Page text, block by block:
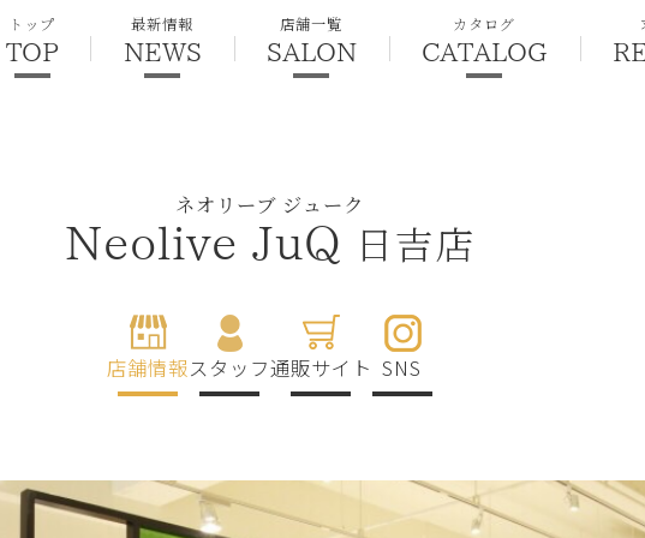
トップ
TOP
最新情報
NEWS
店舗一覧
SALON
カタログ
CATALOG
ネオリーブ ジューク
Neolive JuQ 日吉店
店舗情報スタッフ通販サイト SNS